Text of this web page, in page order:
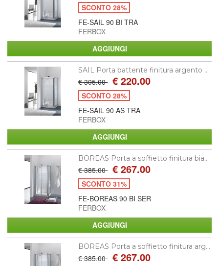
SCONTO 28%
FE-SAIL 90 BI TRA
FERBOX
SAIL Porta battente finitura argento ...
€ 305.00 € 220.00
SCONTO 28%
FE-SAIL 90 AS TRA
FERBOX
BOREAS Porta a soffietto finitura bia...
€ 385.00 € 267.00
SCONTO 31%
FE-BOREAS 90 BI SER
FERBOX
BOREAS Porta a soffietto finitura arg...
€ 385.00 € 267.00